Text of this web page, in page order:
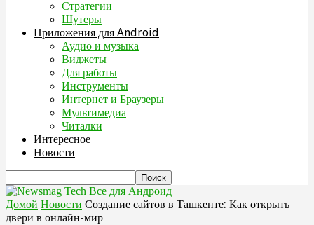
Стратегии
Шутеры
Приложения для Android
Аудио и музыка
Виджеты
Для работы
Инструменты
Интернет и Браузеры
Мультимедиа
Читалки
Интересное
Новости
Все для Андроид
Домой Новости Создание сайтов в Ташкенте: Как открыть
двери в онлайн-мир